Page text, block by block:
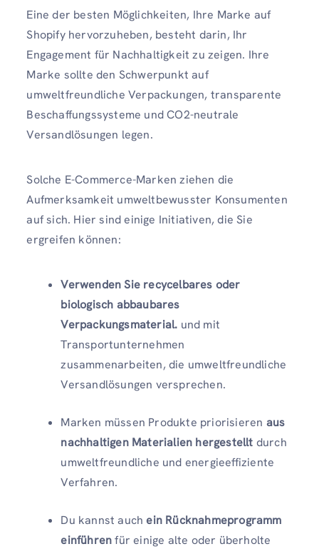
Eine der besten Möglichkeiten, Ihre Marke auf
Shopify hervorzuheben, besteht darin, Ihr
Engagement für Nachhaltigkeit zu zeigen. Ihre
Marke sollte den Schwerpunkt auf
umweltfreundliche Verpackungen, transparente
Beschaffungssysteme und CO2-neutrale
Versandlösungen legen.
Solche E-Commerce-Marken ziehen die
Aufmerksamkeit umweltbewusster Konsumenten
auf sich. Hier sind einige Initiativen, die Sie
ergreifen können:
Verwenden Sie recycelbares oder
biologisch abbaubares
Verpackungsmaterial. und mit
Transportunternehmen
zusammenarbeiten, die umweltfreundliche
Versandlösungen versprechen.
Marken müssen Produkte priorisieren aus
nachhaltigen Materialien hergestellt durch
umweltfreundliche und energieeffiziente
Verfahren.
Du kannst auch ein Rücknahmeprogramm
einführenfür einige alte oder überholte